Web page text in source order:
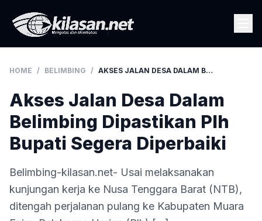
HOME / BELIMBING / AKSES JALAN DESA DALAM BELIMBING DIPASTIKAN PLH BUPATI SEGERA DIPERBAIKI
Akses Jalan Desa Dalam
Belimbing Dipastikan Plh
Bupati Segera Diperbaiki
Belimbing-kilasan.net- Usai melaksanakan
kunjungan kerja ke Nusa Tenggara Barat (NTB),
ditengah perjalanan pulang ke Kabupaten Muara